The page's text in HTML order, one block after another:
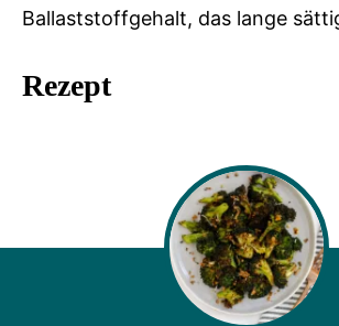
Ballaststoffgehalt, das lange
Rezept